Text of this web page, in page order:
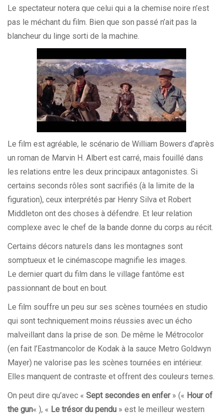
Le spectateur notera que celui qui a la chemise noire n’est
pas le méchant du film. Bien que son passé n’ait pas la
blancheur du linge sorti de la machine.
Le film est agréable, le scénario de William Bowers d’après
un roman de Marvin H. Albert est carré, mais fouillé dans
les relations entre les deux principaux antagonistes. Si
certains seconds rôles sont sacrifiés (à la limite de la
figuration), ceux interprétés par Henry Silva et Robert
Middleton ont des choses à défendre. Et leur relation
complexe avec le chef de la bande donne du corps au récit.
Certains décors naturels dans les montagnes sont
somptueux et le cinémascope magnifie les images.
Le dernier quart du film dans le village fantôme est
passionnant de bout en bout.
Le film souffre un peu sur ses scènes tournées en studio
qui sont techniquement moins réussies avec un écho
malveillant dans la prise de son. De même le Métrocolor
(en fait l’Eastmancolor de Kodak à la sauce Metro Goldwyn
Mayer) ne valorise pas les scènes tournées en intérieur.
Elles manquent de contraste et offrent des couleurs ternes.
On peut dire qu’avec « Sept secondes en enfer» (« Hour of
the gun« ), « Le trésor du pendu » est le meilleur western